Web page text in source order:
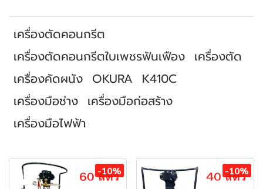
เครื่องตัดคอนกรีต
เครื่องตัดคอนกรีตใบเพชรฟันเฟือง เครื่องตัด
เครื่องคัดผนัง OKURA K410C
เครื่องมือช่าง เครื่องมือก่อสร้าง
เครื่องมือไฟฟ้า
-10% -10%